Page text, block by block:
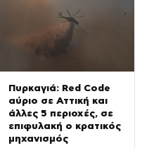
Πυρκαγιά: Red Code
αύριο σε Αττική και
άλλες 5 περιοχές, σε
επιφυλακή ο κρατικός
μηχανισμός